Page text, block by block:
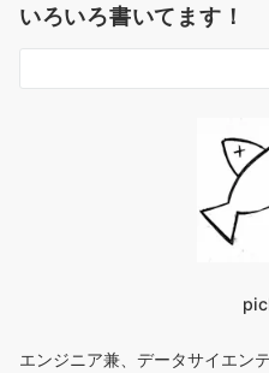
いろいろ書いてます！
エンジニア兼、データサイエン